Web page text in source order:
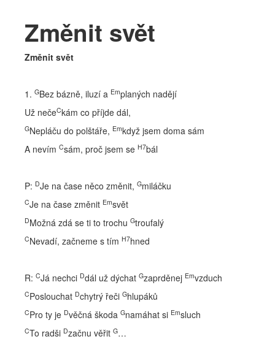
Bio
Fotky
Texty
Změnit svět
Změnit svět
1. GBez bázně, iluzí a Emplaných nadějí
Už nečeCkám co příjde dál,
GNepláču do polštáře, Emkdyž jsem doma sám
A nevím Csám, proč jsem se H7bál
P: DJe na čase něco změnit, Gmiláčku
CJe na čase změnit Emsvět
DMožná zdá se ti to trochu Gtroufalý
CNevadí, začneme s tím H7hned
R: CJá nechci Ddál už dýchat Gzaprděnej Emvzduch
CPoslouchat Dchytrý řeči Ghlupáků
CPro ty je Dvěčná škoda Gnamáhat si Emsluch
CTo radši Dzačnu věřit G…